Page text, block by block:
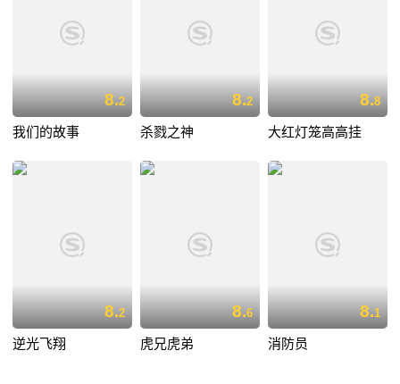
8.2
我们的故事
8.2
杀戮之神
8.8
大红灯笼高高挂
8.2
逆光飞翔
8.6
虎兄虎弟
8.1
消防员